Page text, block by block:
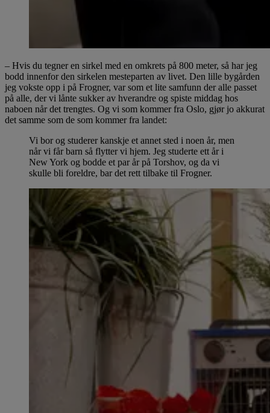
– Hvis du tegner en sirkel med en omkrets på 800 meter, så har jeg
bodd innenfor den sirkelen mesteparten av livet. Den lille bygården
jeg vokste opp i på Frogner, var som et lite samfunn der alle passet
på alle, der vi lånte sukker av hverandre og spiste middag hos
naboen når det trengtes. Og vi som kommer fra Oslo, gjør jo akkurat
det samme som de som kommer fra landet:
Vi bor og studerer kanskje et annet sted i noen år, men
når vi får barn så flytter vi hjem. Jeg studerte ett år i
New York og bodde et par år på Torshov, og da vi
skulle bli foreldre, bar det rett tilbake til Frogner.